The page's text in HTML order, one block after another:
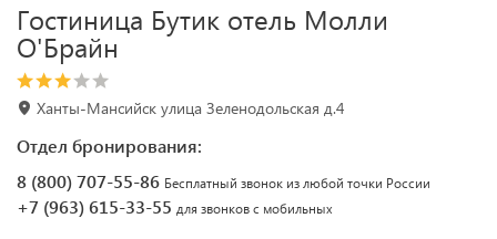
Гостиница Бутик отель Молли
О'Брайн
Ханты-Мансийск улица Зеленодольская д.4
Отдел бронирования:
8 (800) 707-55-86 Бесплатный звонок из любой точки России
+7 (963) 615-33-55 для звонков с мобильных